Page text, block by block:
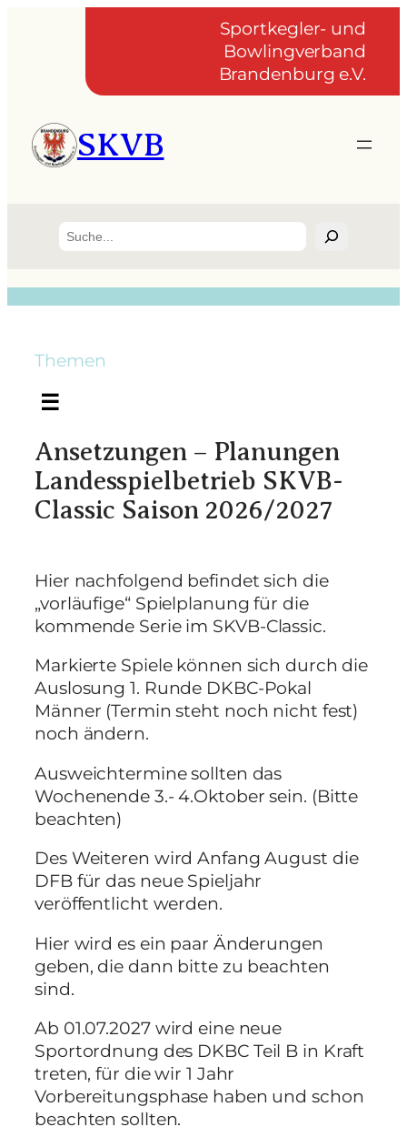
Sportkegler- und
Bowlingverband
Brandenburg e.V.
SKVB
Suchen
Themen
☰
Ansetzungen – Planungen
Landesspielbetrieb SKVB-
Classic Saison 2026/2027
Hier nachfolgend befindet sich die
„vorläufige“ Spielplanung für die
kommende Serie im SKVB-Classic.
Markierte Spiele können sich durch die
Auslosung 1. Runde DKBC-Pokal
Männer (Termin steht noch nicht fest)
noch ändern.
Ausweichtermine sollten das
Wochenende 3.- 4.Oktober sein. (Bitte
beachten)
Des Weiteren wird Anfang August die
DFB für das neue Spieljahr
veröffentlicht werden.
Hier wird es ein paar Änderungen
geben, die dann bitte zu beachten
sind.
Ab 01.07.2027 wird eine neue
Sportordnung des DKBC Teil B in Kraft
treten, für die wir 1 Jahr
Vorbereitungsphase haben und schon
beachten sollten.